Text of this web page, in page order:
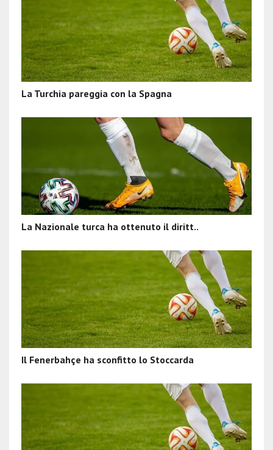
La Turchia pareggia con la Spagna
La Nazionale turca ha ottenuto il diritt..
Il Fenerbahçe ha sconfitto lo Stoccarda